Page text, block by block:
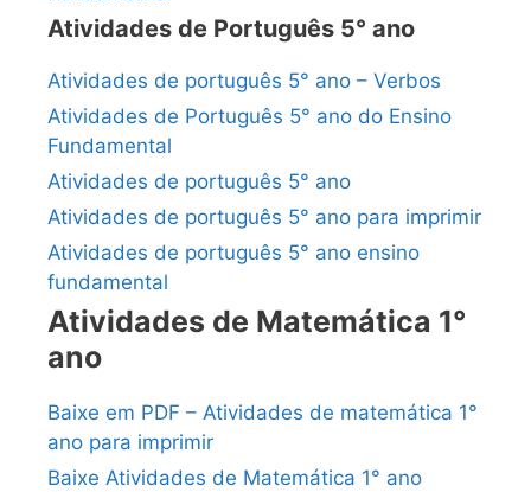
Atividades de Português 5° ano
Atividades de português 5° ano – Verbos
Atividades de Português 5° ano do Ensino
Fundamental
Atividades de português 5° ano
Atividades de português 5° ano para imprimir
Atividades de português 5° ano ensino
fundamental
Atividades de Matemática 1°
ano
Baixe em PDF – Atividades de matemática 1°
ano para imprimir
Baixe Atividades de Matemática 1° ano